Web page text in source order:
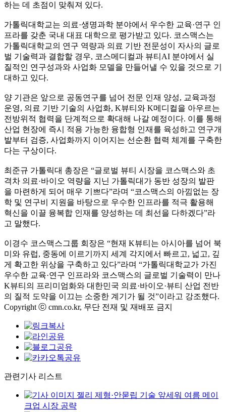
하는 데 초점이 맞춰져 있다.
가톨릭대학교는 의료·생명과학 분야에서 우수한 교육·연구 인
프라를 갖춘 국내 대표 대학으로 평가받고 있다. 코스맥스는
가톨릭대학교의 연구 역량과 의료 기반 전문성이 자사의 글로
벌 기술력과 결합할 경우, 코스메디컬과 뷰티AI 분야에서 실
질적인 연구성과와 사업화 모델을 만들어낼 수 있을 것으로 기
대하고 있다.
양 기관은 앞으로 공동연구를 넘어 전문 인재 양성, 교육과정
운영, 의료 기반 기술의 사업화, K뷰티와 K메디컬을 아우르는
전방위적 협력을 단계적으로 확대해 나갈 예정이다. 이를 통해
산업 현장에 즉시 적용 가능한 융합형 인재를 육성하고 연구개
발부터 검증, 사업화까지 이어지는 선순환 협력 체계를 구축한
다는 구상이다.
최준규 가톨릭대 총장은 “글로벌 뷰티 시장을 코스맥스와 초
격차 의료·바이오 역량을 지닌 가톨릭대가 동반 성장의 발판
을 마련하게 되어 매우 기쁘다”라며 “코스맥스의 아낌없는 장
학 및 연구비 지원을 바탕으로 우수한 인프라를 적극 활용해
혁신을 이끌 융복합 인재를 양성하는 데 최선을 다하겠다”라
고 말했다.
이경수 코스맥스그룹 회장은 “현재 K뷰티는 아시아를 넘어 북
미와 유럽, 중동에 이르기까지 세계 각지에서 빠르고, 넓고, 깊
게 확고한 위상을 구축하고 있다”라며 “가톨릭대학교가 가진
우수한 교육·연구 인프라와 코스맥스의 글로벌 기술력이 만나
K뷰티의 프리미엄화와 대한민국 의료·바이오·뷰티 산업 전반
의 질적 도약을 이끄는 소중한 계기가 될 것”이라고 강조했다.
Copyright ⓒ cmn.co.kr, 무단 전재 및 재배포 금지
관련기사 리스트
젤리 제형·안묻립 기술 앞세워 여름 메이
크업 시장 공략